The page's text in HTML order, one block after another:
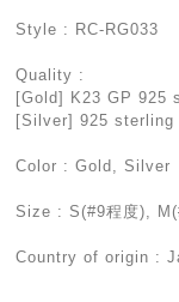
Style : RC-RG033
Quality :
[Gold] K23 GP 925
[Silver] 925
Color : Gold, Silver
Size : S(#9程度),
Country of origin :